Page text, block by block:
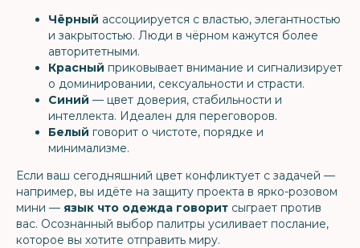
Чёрный ассоциируется с властью, элегантностью
и закрытостью. Люди в чёрном кажутся более
авторитетными.
Красный приковывает внимание и сигнализирует
о доминировании, сексуальности и страсти.
Синий — цвет доверия, стабильности и
интеллекта. Идеален для переговоров.
Белый говорит о чистоте, порядке и
минимализме.
Если ваш сегодняшний цвет конфликтует с задачей —
например, вы идёте на защиту проекта в ярко-розовом
мини — язык что одежда говорит сыграет против
вас. Осознанный выбор палитры усиливает послание,
которое вы хотите отправить миру.